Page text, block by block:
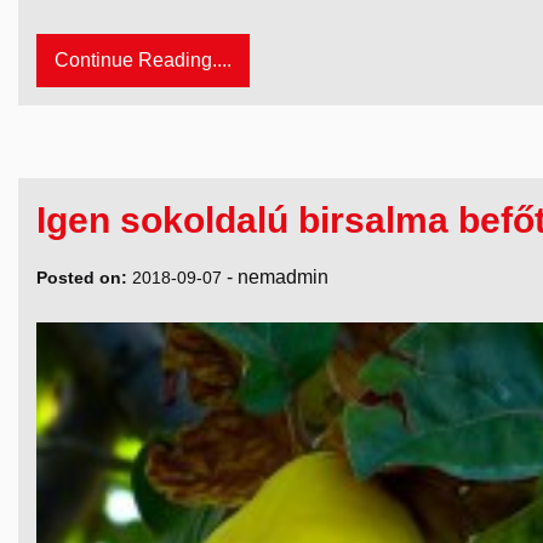
Continue Reading....
Igen sokoldalú birsalma
Posted on: 2018-09-07 - nemadmin